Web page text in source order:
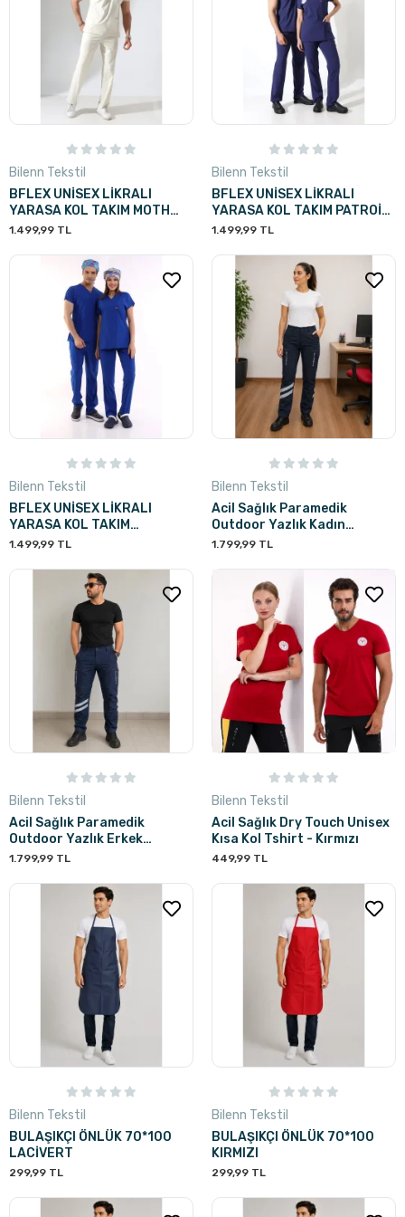
Bilenn Tekstil
BFLEX UNİSEX LİKRALI
YARASA KOL TAKIM MOTH
TIBBİ SEKRETER
1.499,99 TL
Bilenn Tekstil
BFLEX UNİSEX LİKRALI
YARASA KOL TAKIM PATROİT
BLUE HEMŞİRE
1.499,99 TL
Bilenn Tekstil
BFLEX UNİSEX LİKRALI
YARASA KOL TAKIM
DAZZLİNG BLUE TEMİZLİK
1.499,99 TL
Bilenn Tekstil
Acil Sağlık Paramedik
Outdoor Yazlık Kadın
Pantolon - Lacivert
1.799,99 TL
Bilenn Tekstil
Acil Sağlık Paramedik
Outdoor Yazlık Erkek
Pantolon - Lacivert
1.799,99 TL
Bilenn Tekstil
Acil Sağlık Dry Touch Unisex
Kısa Kol Tshirt - Kırmızı
449,99 TL
Bilenn Tekstil
BULAŞIKÇI ÖNLÜK 70*100
LACİVERT
299,99 TL
Bilenn Tekstil
BULAŞIKÇI ÖNLÜK 70*100
KIRMIZI
299,99 TL